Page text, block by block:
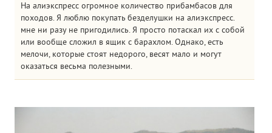
На алиэкспресс огромное количество прибамбасов для
походов. Я люблю покупать безделушки на алиэкспресс.
мне ни разу не пригодились. Я просто потаскал их с собой
или вообще сложил в ящик с барахлом. Однако, есть
мелочи, которые стоят недорого, весят мало и могут
оказаться весьма полезными.